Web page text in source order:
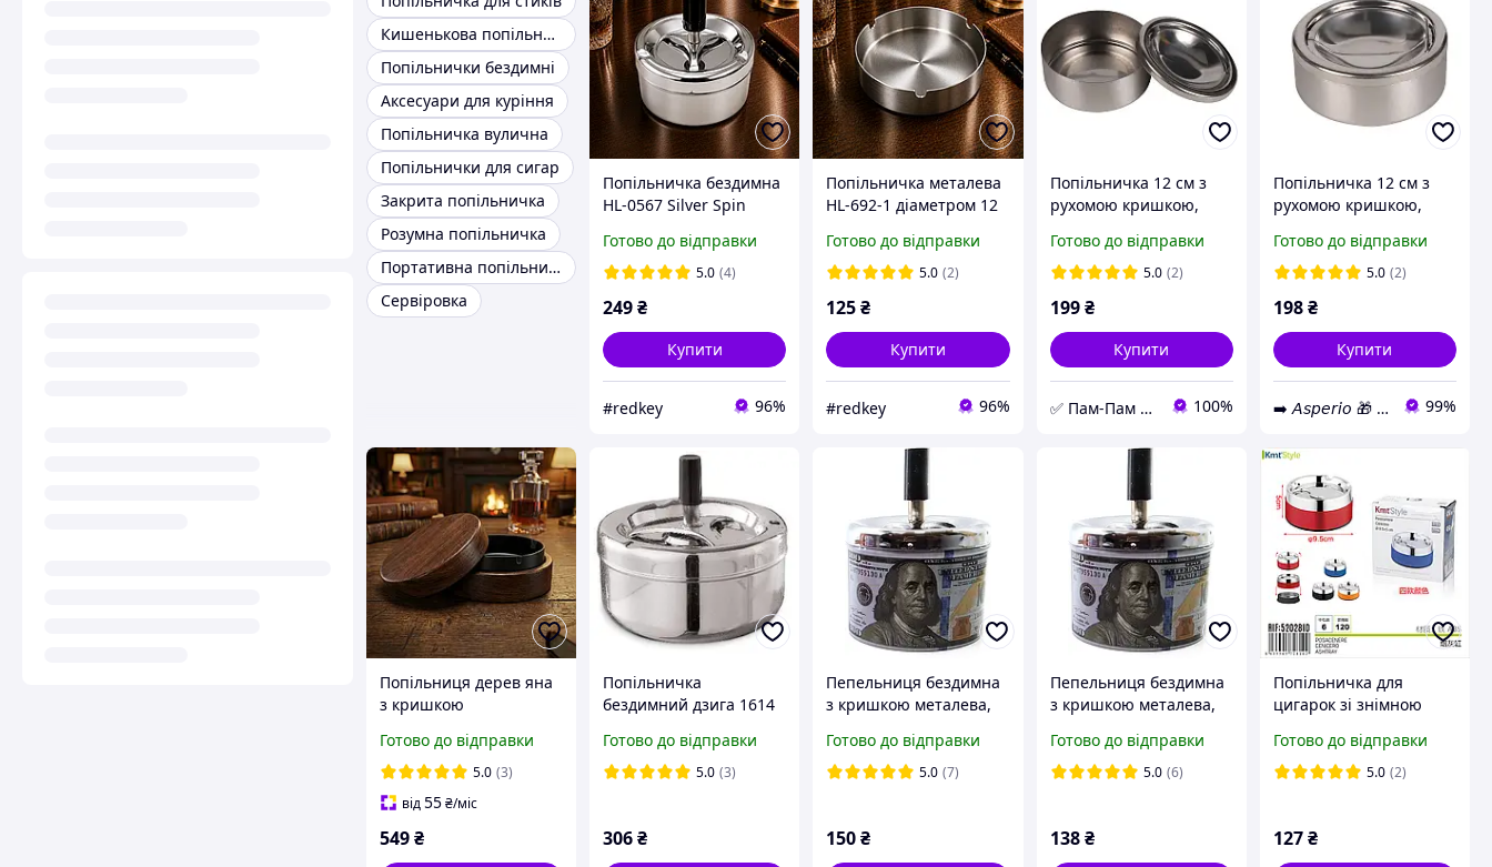
Кишенькова попільничка
Попільнички бездимні
Аксесуари для куріння
Попільничка вулична
Попільнички для сигар
Закрита попільничка
Розумна попільничка
Портативна попільничка
Сервіровка
Попільничка бездимна
HL-0567 Silver Spin
Вихор
Готово до відправки
5.0 (4)
249₴
Купити
#redkey 96%
Попільничка металева
HL-692-1 діаметром 12
Готово до відправки
5.0 (2)
125₴
Купити
#redkey 96%
Попільничка 12 см з
рухомою кришкою,
нержавіючої сталі
Готово до відправки
5.0 (2)
199 ₴
Купити
✅ Пам-Пам ⭐ Магазин Подарунків 100%
Попільничка 12 см з
рухомою кришкою,
нержавіючої сталі,
попільниця
Готово до відправки
5.0 (2)
198₴
Купити
➡️ 𝘈𝘴𝘱𝘦𝘳𝘪𝘰 🎁 Магазин Подарунків 99%
Попільниця дерев яна
з кришкою
для дому, офісу та
тераси
Готово до відправки
5.0 (3)
від55₴/міс
549₴
Попільничка
бездимний дзига 1614
Готово до відправки
5.0 (3)
306₴
Пепельниця бездимна
з кришкою металева,
антизапах "100$"
Лучшая цена
Готово до відправки
5.0 (7)
150₴
Пепельниця бездимна
з кришкою металева,
антизапах "100$"
HP227
Готово до відправки
5.0 (6)
138 ₴
Попільничка для
цигарок зі знімною
дно з неіржавіючої
сталі в асортименті.
Готово до відправки
5.0 (2)
127₴